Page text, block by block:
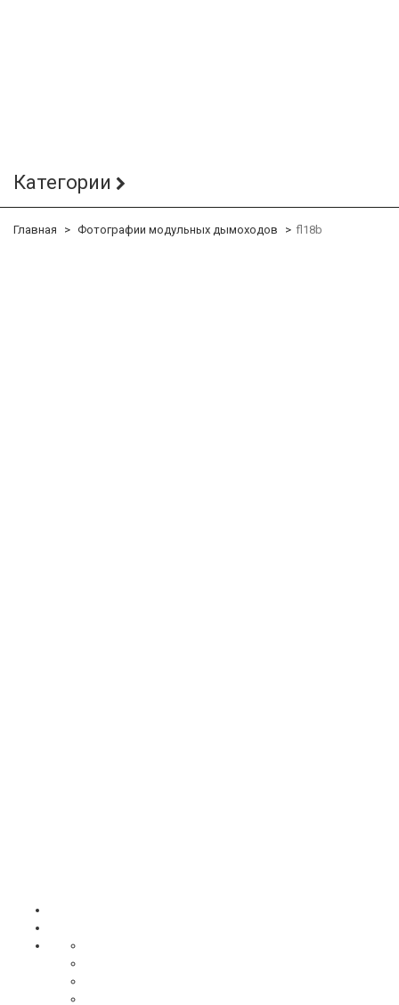
Категории
Главная Фотографии модульных дымоходов fl18b